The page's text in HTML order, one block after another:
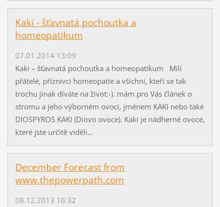
Kaki - šťavnatá pochoutka a
homeopatikum
07.01.2014 13:09
Kaki – šťavnatá pochoutka a homeopatikum Milí
přátelé, příznivci homeopatie a všichni, kteří se tak
trochu jinak díváte na život:-). mám pro Vás článek o
stromu a jeho výborném ovoci, jménem KAKI nebo také
DIOSPYROS KAKI (Diovo ovoce). Kaki je nádherné ovoce,
které jste určitě viděli...
December Forecast from
www.thepowerpath.com
08.12.2013 16:32